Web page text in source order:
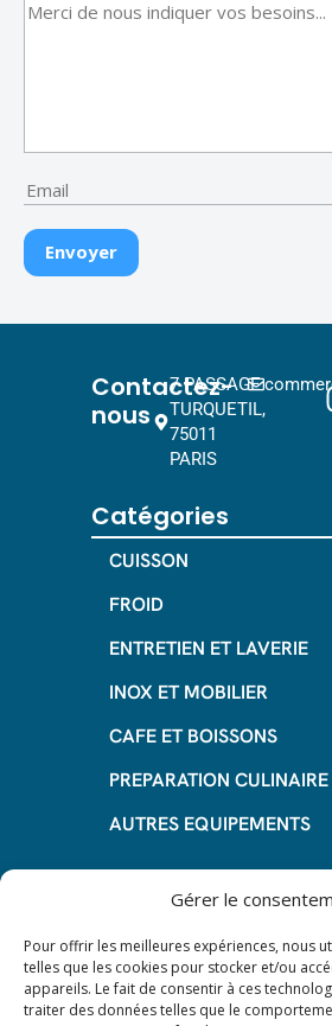
Gérer le
Pour offrir les meilleures expériences, nous
telles que les cookies pour stocker et/ou
appareils. Le fait de consentir à ces
traiter des données telles que le
Contactez-
nous
7 PASSAGE
TURQUETIL,
75011
PARIS
Catégories
CUISSON
FROID
ENTRETIEN ET LAVERIE
INOX ET MOBILIER
CAFE ET BOISSONS
PREPARATION CULINAIRE
AUTRES EQUIPEMENTS
Informations
Questions fréquentes
Les avantages de la LOA